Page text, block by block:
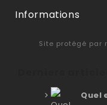
Informations
Site protégé par
Quel